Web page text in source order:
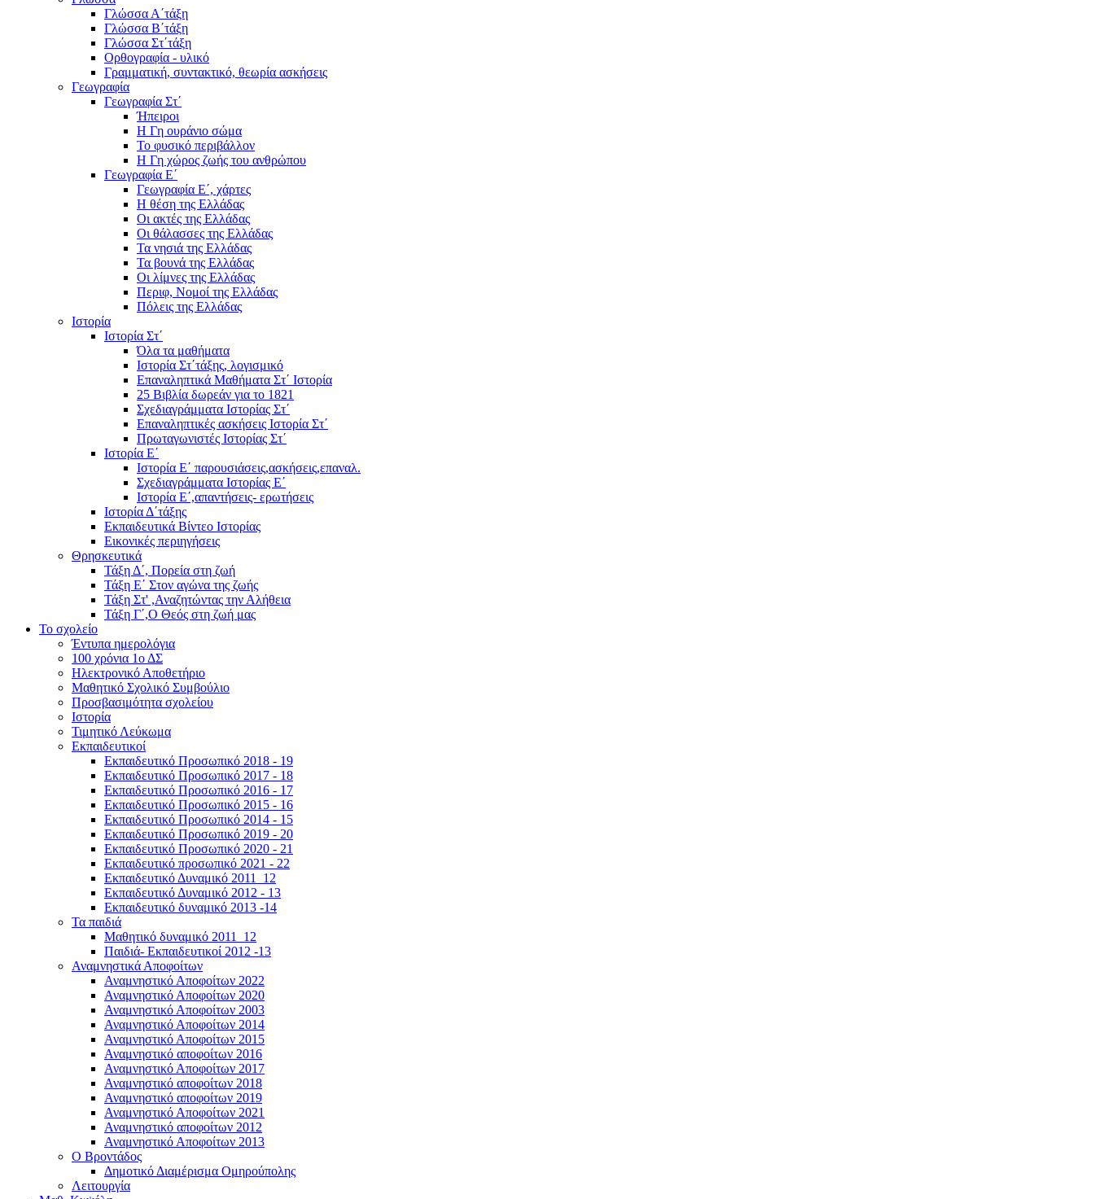
Γλώσσα Α΄τάξη
Γλώσσα Β΄τάξη
Γλώσσα Στ΄τάξη
Ορθογραφία - υλικό
Γραμματική, συντακτικό, θεωρία ασκήσεις
Γεωγραφία
Γεωγραφία Στ΄
Ήπειροι
Η Γη ουράνιο σώμα
Το φυσικό περιβάλλον
Η Γη χώρος ζωής του ανθρώπου
Γεωγραφία Ε΄
Γεωγραφία Ε΄, χάρτες
Η θέση της Ελλάδας
Οι ακτές της Ελλάδας
Οι θάλασσες της Ελλάδας
Τα νησιά της Ελλάδας
Τα βουνά της Ελλάδας
Οι λίμνες της Ελλάδας
Περιφ, Νομοί της Ελλάδας
Πόλεις της Ελλάδας
Ιστορία
Ιστορία Στ΄
Όλα τα μαθήματα
Ιστορία Στ΄τάξης, λογισμικό
Επαναληπτικά Μαθήματα Στ΄ Ιστορία
25 Βιβλία δωρεάν για το 1821
Σχεδιαγράμματα Ιστορίας Στ΄
Επαναληπτικές ασκήσεις Ιστορία Στ΄
Πρωταγωνιστές Ιστορίας Στ΄
Ιστορία Ε΄
Ιστορία Ε΄ παρουσιάσεις,ασκήσεις,επαναλ.
Σχεδιαγράμματα Ιστορίας Ε΄
Ιστορία Ε΄,απαντήσεις- ερωτήσεις
Ιστορία Δ΄τάξης
Εκπαιδευτικά Βίντεο Ιστορίας
Εικονικές περιηγήσεις
Θρησκευτικά
Τάξη Δ΄, Πορεία στη ζωή
Τάξη Ε΄ Στον αγώνα της ζωής
Τάξη Στ' ,Αναζητώντας την Αλήθεια
Τάξη Γ΄,Ο Θεός στη ζωή μας
Το σχολείο
Έντυπα ημερολόγια
100 χρόνια 1ο ΔΣ
Ηλεκτρονικό Αποθετήριο
Μαθητικό Σχολικό Συμβούλιο
Προσβασιμότητα σχολείου
Ιστορία
Τιμητικό Λεύκωμα
Εκπαιδευτικοί
Εκπαιδευτικό Προσωπικό 2018 - 19
Εκπαιδευτικό Προσωπικό 2017 - 18
Εκπαιδευτικό Προσωπικό 2016 - 17
Εκπαιδευτικό Προσωπικό 2015 - 16
Εκπαιδευτικό Προσωπικό 2014 - 15
Εκπαιδευτικό Προσωπικό 2019 - 20
Εκπαιδευτικό Προσωπικό 2020 - 21
Εκπαιδευτικό προσωπικό 2021 - 22
Εκπαιδευτικό Δυναμικό 2011_12
Εκπαιδευτικό Δυναμικό 2012 - 13
Εκπαιδευτικό δυναμικό 2013 -14
Τα παιδιά
Μαθητικό δυναμικό 2011_12
Παιδιά- Εκπαιδευτικοί 2012 -13
Αναμνηστικά Αποφοίτων
Αναμνηστικό Αποφοίτων 2022
Αναμνηστικό Αποφοίτων 2020
Αναμνηστικό Αποφοίτων 2003
Αναμνηστικό Αποφοίτων 2014
Αναμνηστικό Αποφοίτων 2015
Αναμνηστικό αποφοίτων 2016
Αναμνηστικό Αποφοίτων 2017
Αναμνηστικό αποφοίτων 2018
Αναμνηστικό αποφοίτων 2019
Αναμνηστικό Αποφοίτων 2021
Αναμνηστικό αποφοίτων 2012
Αναμνηστικό Αποφοίτων 2013
Ο Βροντάδος
Δημοτικό Διαμέρισμα Ομηρούπολης
Λειτουργία